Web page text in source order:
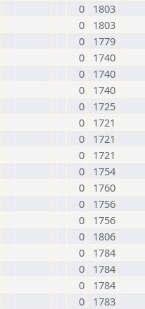
0
1803
0
1803
0
1779
0
1740
0
1740
0
1740
0
1725
0
1721
0
1721
0
1721
0
1754
0
1760
0
1756
0
1756
0
1806
0
1784
0
1784
0
1784
0
1783